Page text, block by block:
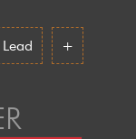
Lead +